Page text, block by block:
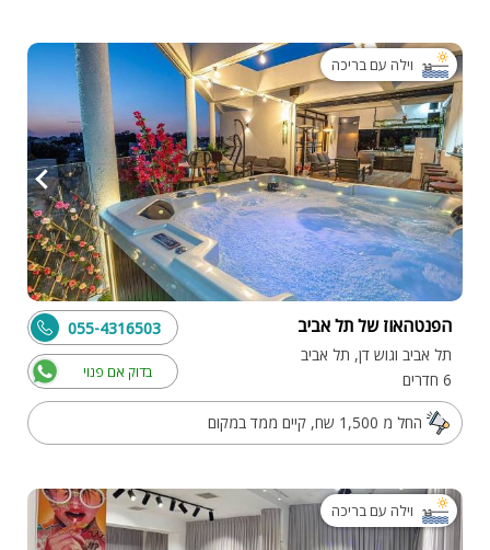
וילה עם בריכה
הפנטהאוז של תל אביב
תל אביב וגוש דן, תל אביב
6 חדרים
בדוק אם פנוי
055-4316503
החל מ 1,500 שח, קיים ממד במקום
וילה עם בריכה